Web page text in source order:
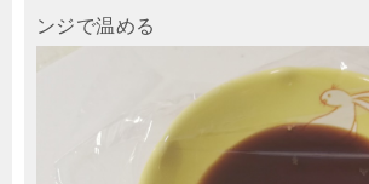
ンジで温める